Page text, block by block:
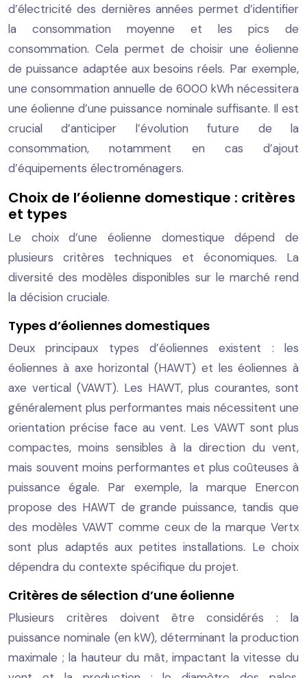
d’électricité des dernières années permet d’identifier
la consommation moyenne et les pics de
consommation. Cela permet de choisir une éolienne
de puissance adaptée aux besoins réels. Par exemple,
une consommation annuelle de 6000 kWh nécessitera
une éolienne d’une puissance nominale suffisante. Il est
crucial d’anticiper l’évolution future de la
consommation, notamment en cas d’ajout
d’équipements électroménagers.
Choix de l’éolienne domestique : critères
et types
Le choix d’une éolienne domestique dépend de
plusieurs critères techniques et économiques. La
diversité des modèles disponibles sur le marché rend
la décision cruciale.
Types d’éoliennes domestiques
Deux principaux types d’éoliennes existent : les
éoliennes à axe horizontal (HAWT) et les éoliennes à
axe vertical (VAWT). Les HAWT, plus courantes, sont
généralement plus performantes mais nécessitent une
orientation précise face au vent. Les VAWT sont plus
compactes, moins sensibles à la direction du vent,
mais souvent moins performantes et plus coûteuses à
puissance égale. Par exemple, la marque Enercon
propose des HAWT de grande puissance, tandis que
des modèles VAWT comme ceux de la marque Vertx
sont plus adaptés aux petites installations. Le choix
dépendra du contexte spécifique du projet.
Critères de sélection d’une éolienne
Plusieurs critères doivent être considérés : la
puissance nominale (en kW), déterminant la production
maximale ; la hauteur du mât, impactant la vitesse du